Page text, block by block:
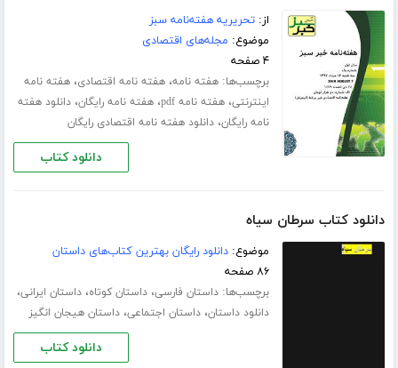
از:تحریریه هفته‌نامه سبز
موضوع: مجله‌های اقتصادی
۴ صفحه
برچسب‌ها:هفته نامه،هفته نامه اقتصادی،هفته نامه
اینترنتی،هفته نامه pdf ،هفته نامه رایگان،دانلود هفته
نامه رایگان،دانلود هفته نامه اقتصادی رایگان
دانلود کتاب
دانلود کتاب سرطان سیاه
موضوع:دانلود رایگان بهترین کتاب‌های داستان
۸۶ صفحه
برچسب‌ها:داستان فارسی،داستان کوتاه،داستان ایرانی،
دانلود داستان،داستان اجتماعی،داستان هیجان انگیز
دانلود کتاب